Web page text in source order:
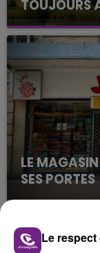
TOUJOURS
Cela fait déjà
nucléaire
justifiée par la
présente.
LE
SES PORTES
C'était l'une
rémois. Le
fermer ses
TITRES
Le